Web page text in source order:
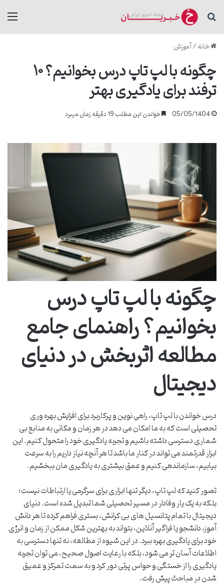
جستجو برای
خانه/آموزش
چگونه با لپ تاپ درس بخوانیم؟ ۱۰
ترفند برای یادگیری بهتر
05/05/1404 خواندن این مطلب 19 دقیقه زمان میبرد
چگونه با لپ تاپ درس
بخوانیم؟ راهنمای جامع
مطالعه اثربخش در دنیای
دیجیتال
درس خواندن با لپ تاپ، راهی نوین و پرکاربرد برای افزایش بهره وری
تحصیلی است که به ما امکان می دهد در هر زمان و مکانی به منابع بی
شماری دسترسی داشته باشیم و تجربه یادگیری خود را متحول کنیم. این
ابزار قدرتمند می تواند در کنار ما باشد تا هر آنچه نیاز داریم را به سرعت
بیابیم، سازماندهی کنیم و عمق بیشتری به یادگیری مان ببخشیم.
تصور کنید که لپ تاپ، دیگر تنها ابزاری برای سرگرمی یا ارتباطات نیست؛
بلکه به یک یار وفادار در مسیر تحصیلی شما تبدیل شده است. دنیای
دیجیتال با تمام پتانسیل های بی کرانش، بستری فراهم کرده تا هر دانش
آموز، دانشجو یا فراگیر آنلاین، بتواند به بهترین شکل ممکن از زمان و انرژی
خود برای یادگیری بهره ببرد. در این شیوه از مطالعه، نه تنها دسترسی به
اطلاعات آسان تر می شود، بلکه با رعایت اصول صحیح، می توان تجربه
یادگیری را از خستگی و حواس پرتی دور کرد و به سمت تمرکز و عمیق
شدن در مباحث پیش رفت.